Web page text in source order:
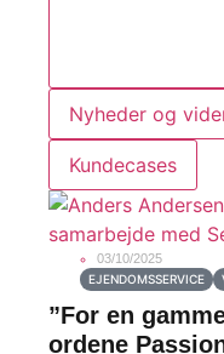
Nyheder og
Kundecases
03/10/2025
EJENDOMSSERVICE
”For en
ordene